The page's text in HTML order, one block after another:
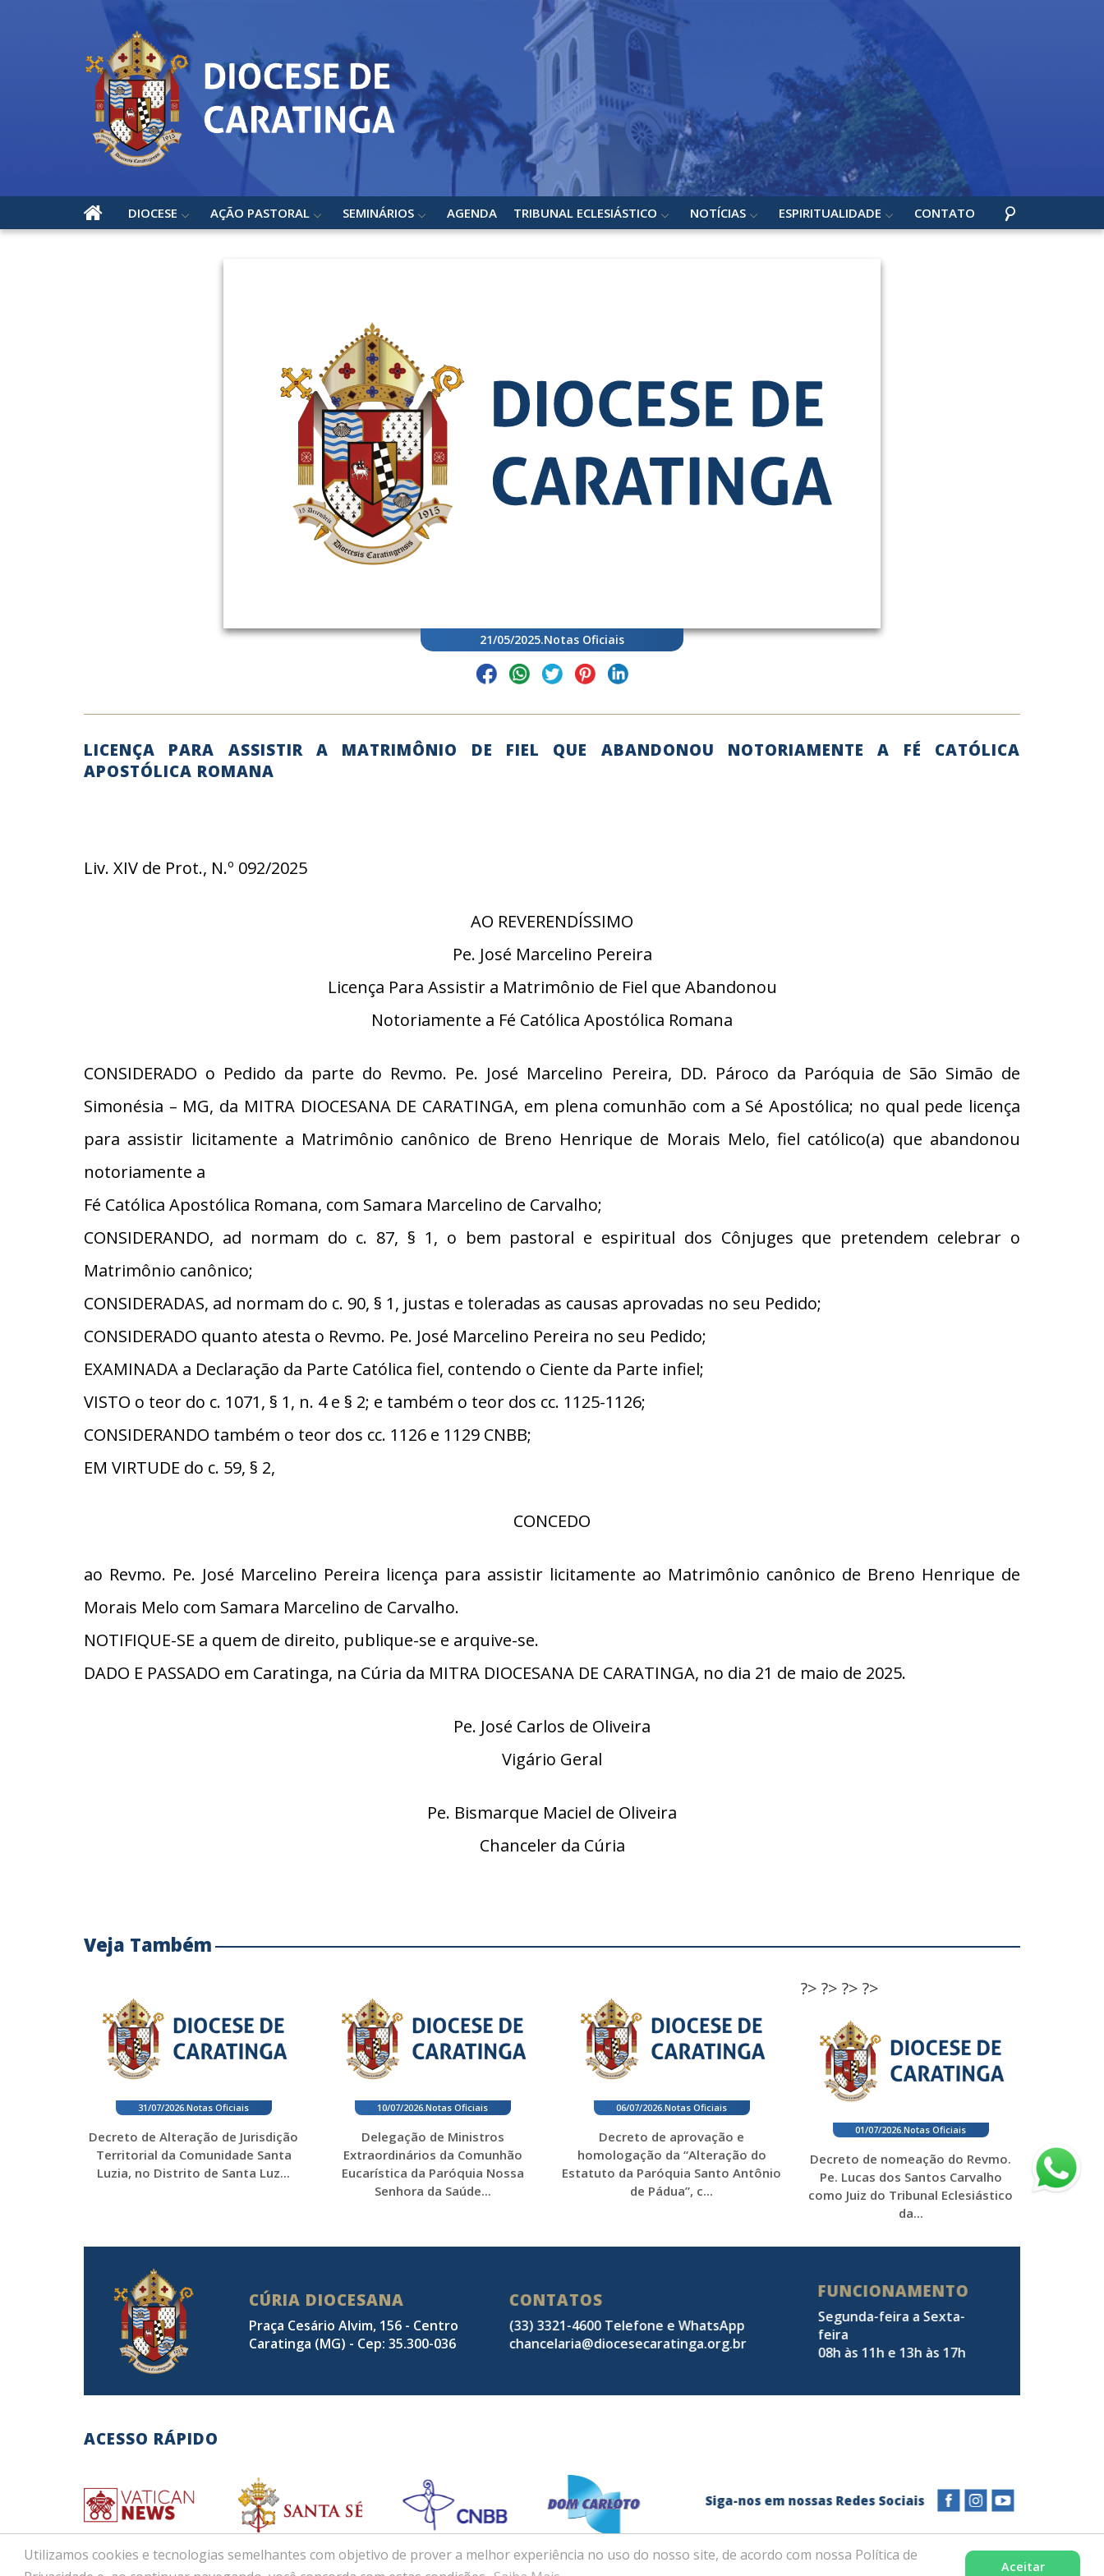
Utilizamos cookies e tecnologias semelhantes com objetivo de prover a melhor experiência no uso do nosso site, de acordo com nossa Política de
Aceitar
DIOCESE AÇÃO PASTORAL SEMINÁRIOS AGENDA TRIBUNAL ECLESIÁSTICO NOTÍCIAS ESPIRITUALIDADE CONTATO
21/05/2025.Notas Oficiais
LICENÇA PARA ASSISTIR A MATRIMÔNIO DE FIEL QUE ABANDONOU NOTORIAMENTE A FÉ CATÓLICA
APOSTÓLICA ROMANA
Liv. XIV de Prot., N.º 092/2025
AO REVERENDÍSSIMO
Pe. José Marcelino Pereira
Licença Para Assistir a Matrimônio de Fiel que Abandonou
Notoriamente a Fé Católica Apostólica Romana
CONSIDERADO o Pedido da parte do Revmo. Pe. José Marcelino Pereira, DD. Pároco da Paróquia de São Simão de
Simonésia – MG, da MITRA DIOCESANA DE CARATINGA, em plena comunhão com a Sé Apostólica; no qual pede licença
para assistir licitamente a Matrimônio canônico de Breno Henrique de Morais Melo, fiel católico(a) que abandonou
notoriamente a
Fé Católica Apostólica Romana, com Samara Marcelino de Carvalho;
CONSIDERANDO, ad normam do c. 87, § 1, o bem pastoral e espiritual dos Cônjuges que pretendem celebrar o
Matrimônio canônico;
CONSIDERADAS, ad normam do c. 90, § 1, justas e toleradas as causas aprovadas no seu Pedido;
CONSIDERADO quanto atesta o Revmo. Pe. José Marcelino Pereira no seu Pedido;
EXAMINADA a Declaração da Parte Católica fiel, contendo o Ciente da Parte infiel;
VISTO o teor do c. 1071, § 1, n. 4 e § 2; e também o teor dos cc. 1125-1126;
CONSIDERANDO também o teor dos cc. 1126 e 1129 CNBB;
EM VIRTUDE do c. 59, § 2,
CONCEDO
ao Revmo. Pe. José Marcelino Pereira licença para assistir licitamente ao Matrimônio canônico de Breno Henrique de
Morais Melo com Samara Marcelino de Carvalho.
NOTIFIQUE-SE a quem de direito, publique-se e arquive-se.
DADO E PASSADO em Caratinga, na Cúria da MITRA DIOCESANA DE CARATINGA, no dia 21 de maio de 2025.
Pe. José Carlos de Oliveira
Vigário Geral
Pe. Bismarque Maciel de Oliveira
Chanceler da Cúria
Veja Também
?>
31/07/2026.Notas Oficiais
Decreto de Alteração de Jurisdição
Territorial da Comunidade Santa
Luzia, no Distrito de Santa Luz...
?>
10/07/2026.Notas Oficiais
Delegação de Ministros
Extraordinários da Comunhão
Eucarística da Paróquia Nossa
Senhora da Saúde...
?>
06/07/2026.Notas Oficiais
Decreto de aprovação e
homologação da “Alteração do
Estatuto da Paróquia Santo Antônio
de Pádua”, c...
?>
01/07/2026.Notas Oficiais
Decreto de nomeação do Revmo.
Pe. Lucas dos Santos Carvalho
como Juiz do Tribunal Eclesiástico
da...
CÚRIA DIOCESANA
Praça Cesário Alvim, 156 - Centro
Caratinga (MG) - Cep: 35.300-036
CONTATOS
(33) 3321-4600 Telefone e WhatsApp
chancelaria@diocesecaratinga.org.br
FUNCIONAMENTO
Segunda-feira a Sexta-
feira
08h às 11h e 13h às 17h
ACESSO RÁPIDO
Siga-nos em nossas Redes Sociais